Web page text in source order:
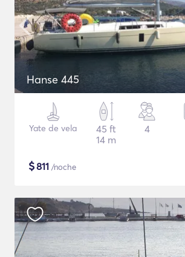
Hanse 445
Yate de vela
45 ft
14 m
4
$811 /noche